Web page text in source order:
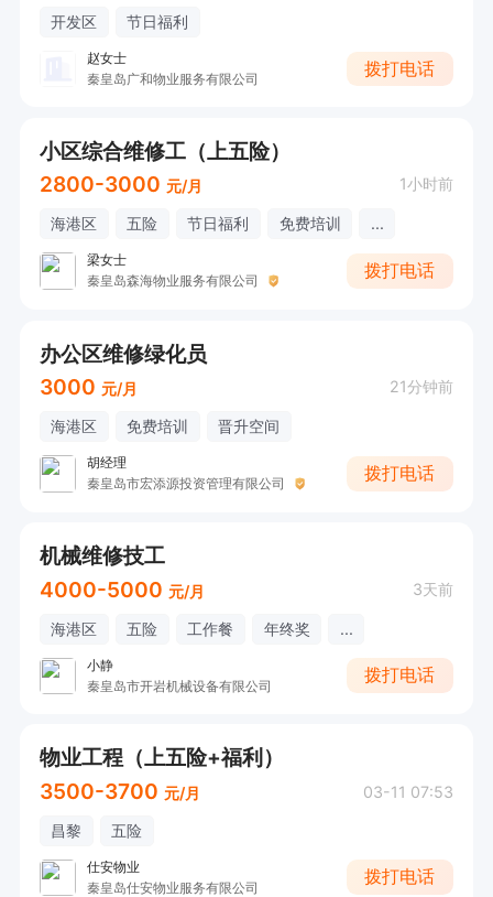
开发区 节日福利
赵女士
秦皇岛广和物业服务有限公司
拨打电话
小区综合维修工（上五险）
2800-3000 元/月 1小时前
海港区 五险 节日福利 免费培训 ...
梁女士
秦皇岛森海物业服务有限公司
拨打电话
办公区维修绿化员
3000 元/月 21分钟前
海港区 免费培训 晋升空间
胡经理
秦皇岛市宏添源投资管理有限公司
拨打电话
机械维修技工
4000-5000 元/月 3天前
海港区 五险 工作餐 年终奖 ...
小静
秦皇岛市开岩机械设备有限公司
拨打电话
物业工程（上五险+福利）
3500-3700 元/月 03-11 07:53
昌黎 五险
仕安物业
秦皇岛仕安物业服务有限公司
拨打电话